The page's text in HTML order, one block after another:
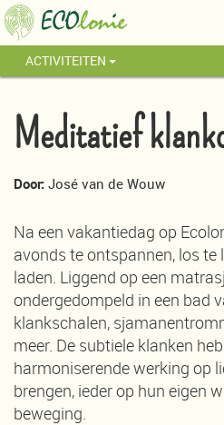
ACTIVITEITEN
Meditatief
Door: José van de Wouw
Na een vakantiedag op
avonds te ontspannen, los te
laden. Liggend op een
ondergedompeld in een bad
klankschalen,
meer. De subtiele klanken
harmoniserende werking op
brengen, ieder op hun eigen
beweging.